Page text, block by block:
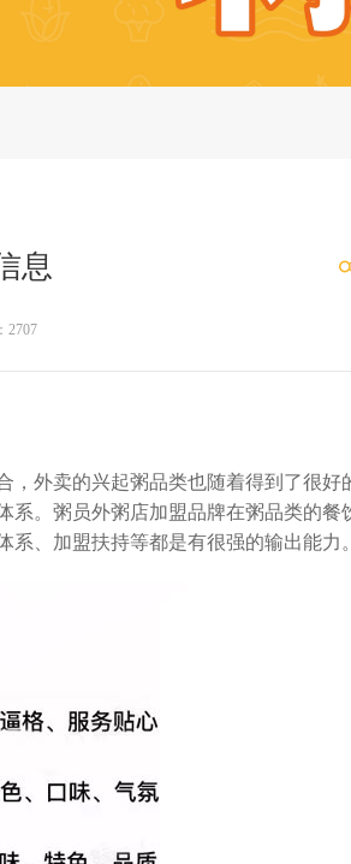
息
2707
外卖的兴起粥品类也随着得到了很好
系。粥员外粥店加盟品牌在粥品类的餐
、加盟扶持等都是有很强的输出能力。